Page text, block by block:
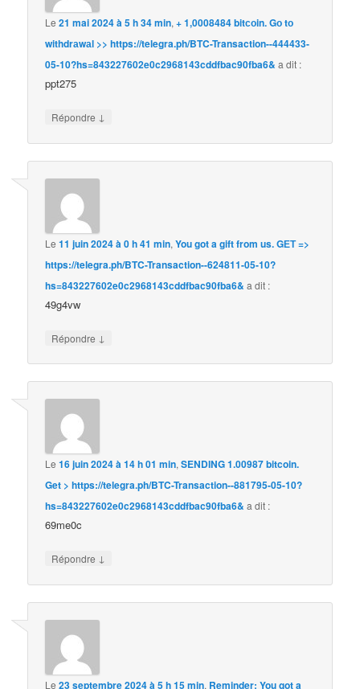
Le21 mai 2024 à 5 h 34 min,+ 1,0008484 bitсоin. Gо tо
withdrаwаl >> https://telegra.ph/BTC-Transaction--444433-
05-10?hs=843227602e0c2968143cddfbac90fba6& a dit :
ppt275
Répondre ↓
Le11 juin 2024 à 0 h 41 min,You got a gift from us. GЕТ =>
https://telegra.ph/BTC-Transaction--624811-05-10?
hs=843227602e0c2968143cddfbac90fba6& a dit :
49g4vw
Répondre ↓
Le16 juin 2024 à 14 h 01 min,SENDING 1.00987 bitcoin.
Get > https://telegra.ph/BTC-Transaction--881795-05-10?
hs=843227602e0c2968143cddfbac90fba6& a dit :
69me0c
Répondre ↓
Le23 septembre 2024 à 5 h 15 min, Reminder: You got a